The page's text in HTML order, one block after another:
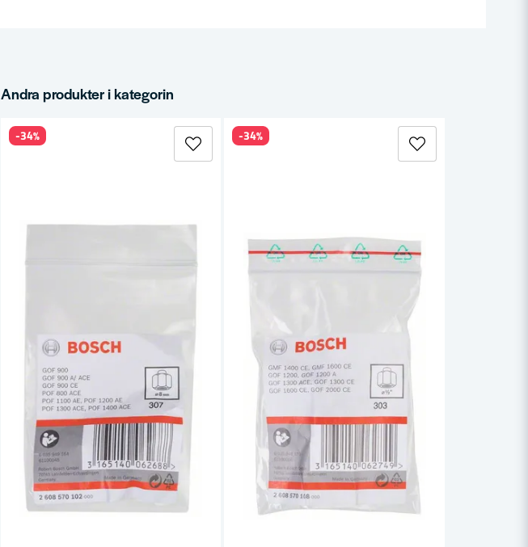
Andra produkter i kategorin
-34% -34%